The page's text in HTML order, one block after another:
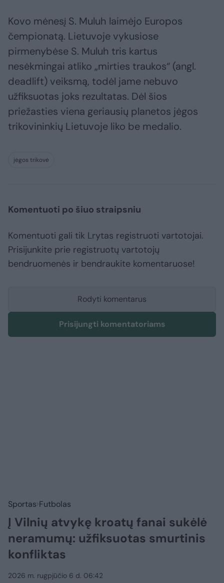
Kovo mėnesį S. Muluh laimėjo Europos
čempionatą. Lietuvoje vykusiose
pirmenybėse S. Muluh tris kartus
nesėkmingai atliko „mirties traukos“ (angl.
deadlift) veiksmą, todėl jame nebuvo
užfiksuotas joks rezultatas. Dėl šios
priežasties viena geriausių planetos jėgos
trikovininkių Lietuvoje liko be medalio.
jėgos trikovė
Komentuoti po šiuo straipsniu
Komentuoti gali tik Lrytas registruoti vartotojai.
Prisijunkite prie registruotų vartotojų
bendruomenės ir bendraukite komentaruose!
Rodyti komentarus
Prisijungti komentatoriams
Sportas Futbolas
Į Vilnių atvykę kroatų fanai sukėlė
neramumų: užfiksuotas smurtinis
konfliktas
2026 m. rugpjūčio 6 d. 06:42